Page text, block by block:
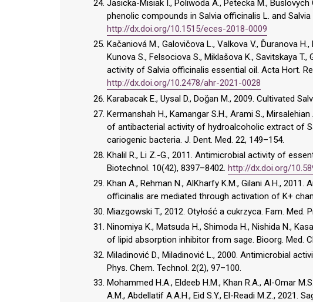
Jasicka-Misiak I., Poliwoda A., Petecka M., Buslovych
phenolic compounds in Salvia officinalis L. and Salvia
http://dx.doi.org/10.1515/eces-2018-0009
Kačaniová M., Galovičova L., Valkova V., Ďuranova
Kunova S., Felsociova S., Miklašova K., Savitskaya
activity of Salvia officinalis essential oil. Acta Hort.
http://dx.doi.org/10.2478/ahr-2021-0028
Karabacak E., Uysal D., Doğan M., 2009. Cultivated
Kermanshah H., Kamangar S.H., Arami S.,
of antibacterial activity of hydroalcoholic extract of
cariogenic bacteria. J. Dent. Med. 22, 149–154.
Khalil R., Li Z.-G., 2011. Antimicrobial activity of
Biotechnol. 10(42), 8397–8402. http://dx.doi.org/
Khan A., Rehman N., AlKharfy K.M., Gilani A.H.,
officinalis are mediated through activation of K+
Miazgowski T., 2012. Otyłość a cukrzyca. Fam. Med.
Ninomiya K., Matsuda H., Shimoda H., Nishida N.,
of lipid absorption inhibitor from sage. Bioorg. Med.
Miladinović D., Miladinović L., 2000. Antimicrobial
Phys. Chem. Technol. 2(2), 97–100.
Mohammed H.A., Eldeeb H.M., Khan R.A., Al-Omar
A.M., Abdellatif A.A.H., Eid S.Y., El-Readi M.Z., 2021.